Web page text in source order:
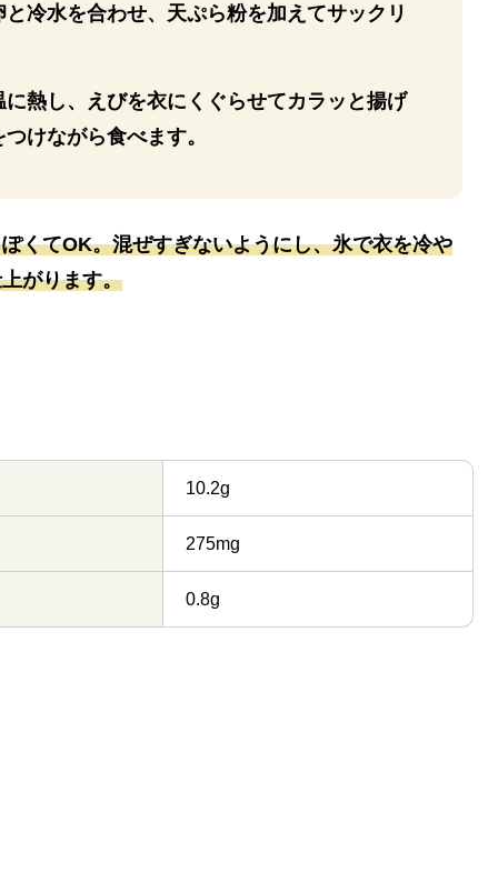
と冷水を合わせ、天ぷら粉を加えてサックリ
に熱し、えびを衣にくぐらせてカラッと揚げ
けながら食べます。
くてOK。混ぜすぎないようにし、氷で衣を冷や
がります。
10.2g
275mg
0.8g